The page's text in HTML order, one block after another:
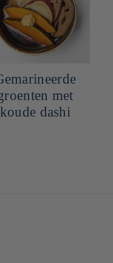
Eenvoudige
Tsukemono